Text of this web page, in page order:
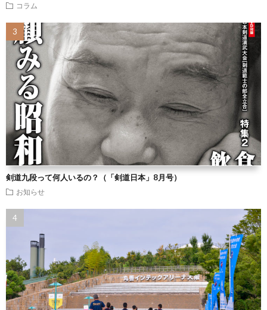
コラム
剣道九段って何人いるの？（「剣道日本」8月号）
お知らせ